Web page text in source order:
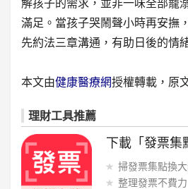
滿足。當孩子哭鬧聲小時再安撫
先約法三章溝通，有助日後的情
本文由健康醫療網授權轉載，原
理財工具推薦
下載「發票集
掃發票集點換
整理發票不費力